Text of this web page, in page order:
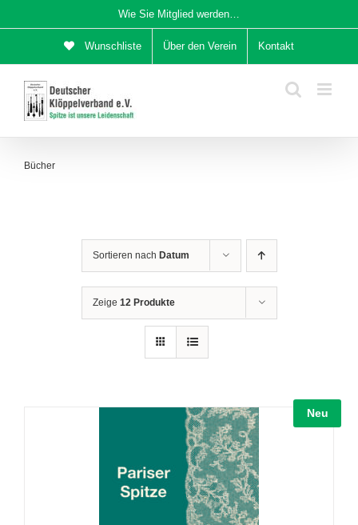
Inhalt
Wie Sie Mitglied werden…
Wunschliste Über den Verein Kontakt
Bücher
Sortieren nach Datum
Zeige 12 Produkte
Neu